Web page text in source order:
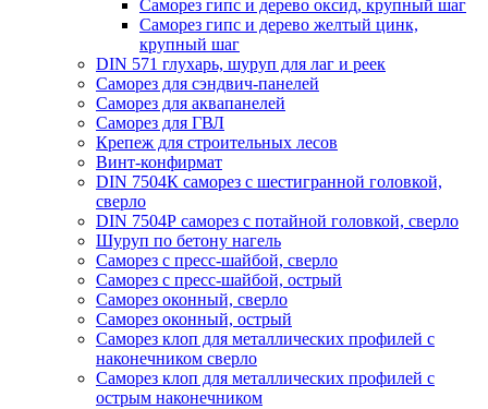
Саморез гипс и дерево оксид, крупный шаг
Саморез гипс и дерево желтый цинк,
крупный шаг
DIN 571 глухарь, шуруп для лаг и реек
Саморез для сэндвич-панелей
Саморез для аквапанелей
Саморез для ГВЛ
Крепеж для строительных лесов
Винт-конфирмат
DIN 7504К саморез с шестигранной головкой,
сверло
DIN 7504Р саморез с потайной головкой, сверло
Шуруп по бетону нагель
Саморез с пресс-шайбой, сверло
Саморез с пресс-шайбой, острый
Саморез оконный, сверло
Саморез оконный, острый
Саморез клоп для металлических профилей с
наконечником сверло
Саморез клоп для металлических профилей с
острым наконечником